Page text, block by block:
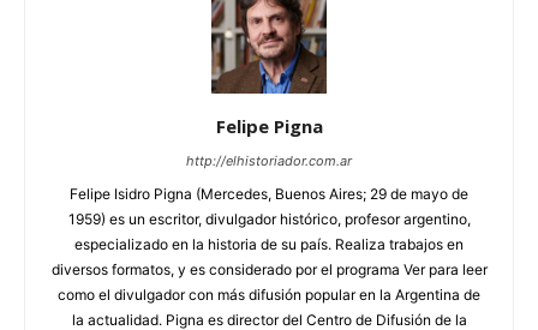
Felipe Pigna
http://elhistoriador.com.ar
Felipe Isidro Pigna (Mercedes, Buenos Aires; 29 de mayo de
1959) es un escritor, divulgador histórico, profesor argentino,
especializado en la historia de su país. Realiza trabajos en
diversos formatos, y es considerado por el programa Ver para leer
como el divulgador con más difusión popular en la Argentina de
la actualidad. Pigna es director del Centro de Difusión de la